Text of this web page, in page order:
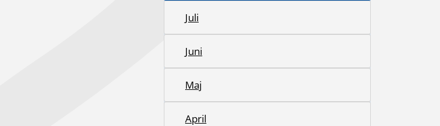
Juli
Juni
Maj
April